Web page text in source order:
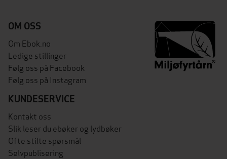
OM OSS
Om Ebok.no
Ledige stillinger
Følg oss på Facebook
Følg oss på Instagram
KUNDESERVICE
Kontakt oss
Slik leser du ebøker og lydbøker
Ofte stilte spørsmål
Selvpublisering